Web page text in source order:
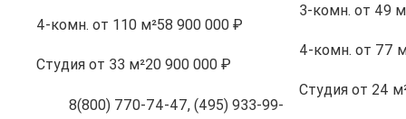
4-комн. от 110 м²58 900 000 ₽
Студия от 33 м²20 900 000 ₽
8(800) 770-74-47, (495) 933-99-
3-комн. от 49
4-комн. от 77
Студия от 24